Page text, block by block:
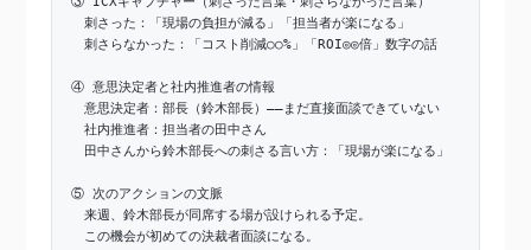
刺さった：「現場の負担が減る」「担当者が楽になる」
刺さらなかった：「コスト削減○○%」「ROI◎◎倍」数字の話
④ 意思決定者と社内推進者の情報
意思決定者：部長（鈴木部長）——まだ直接面談できていない
社内推進者：担当者の田中さん
田中さんから鈴木部長への刺さる言い方：「現場が楽になる」
⑤ 次のアクションの文脈
来週、鈴木部長が同席する場が設けられる予定。
この機会が初めての決裁者面談になる。